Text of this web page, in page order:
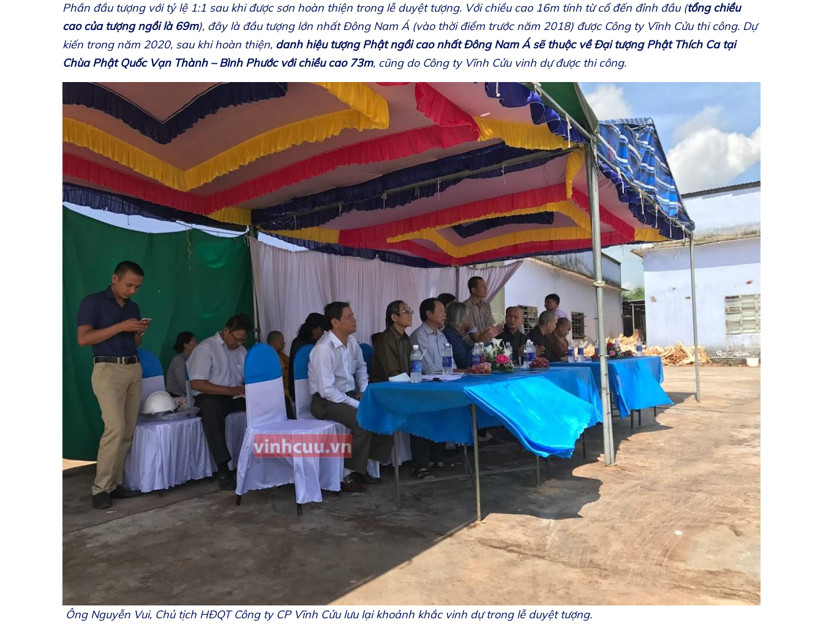
Phần đầu tượng với tỷ lệ 1:1 sau khi được sơn hoàn thiện trong lễ duyệt tượng. Với chiều cao 16m tính từ cổ đến đỉnh đầu (tổng chiều
cao của tượng ngồi là 69m), đây là đầu tượng lớn nhất Đông Nam Á (vào thời điểm trước năm 2018) được Công ty Vĩnh Cửu thi công. Dự
kiến trong năm 2020, sau khi hoàn thiện, danh hiệu tượng Phật ngồi cao nhất Đông Nam Á sẽ thuộc về Đại tượng Phật Thích Ca tại
Chùa Phật Quốc Vạn Thành – Bình Phước với chiều cao 73m, cũng do Công ty Vĩnh Cửu vinh dự được thi công.
Ông Nguyễn Vui, Chủ tịch HĐQT Công ty CP Vĩnh Cửu lưu lại khoảnh khắc vinh dự trong lễ duyệt tượng.